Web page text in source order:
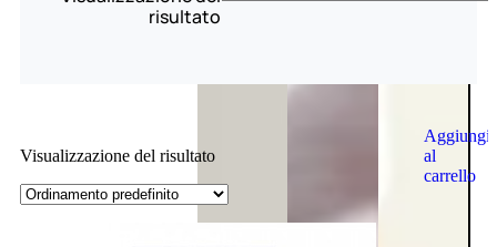
Aggiungi
al
carrello
risultato
Visualizzazione del risultato